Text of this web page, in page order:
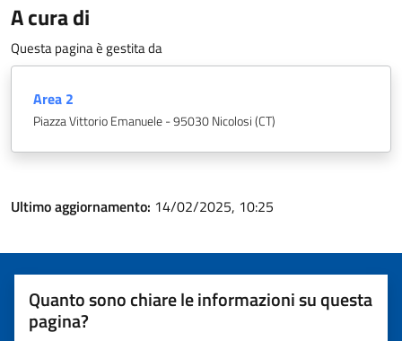
A cura di
Questa pagina è gestita da
Area 2
Piazza Vittorio Emanuele - 95030 Nicolosi (CT)
Ultimo aggiornamento: 14/02/2025, 10:25
Quanto sono chiare le informazioni su questa
pagina?